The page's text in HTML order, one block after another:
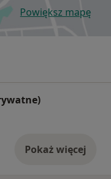
Powiększ mapę
otwiera się
Pokaż więcej
o adresie